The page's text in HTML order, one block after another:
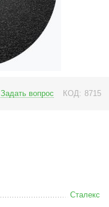
Задать вопрос КОД: 8715
Сталекс